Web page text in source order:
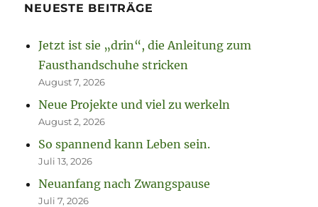
NEUESTE BEITRÄGE
Jetzt ist sie „drin“, die Anleitung zum
Fausthandschuhe stricken
August 7, 2026
Neue Projekte und viel zu werkeln
August 2, 2026
So spannend kann Leben sein.
Juli 13, 2026
Neuanfang nach Zwangspause
Juli 7, 2026